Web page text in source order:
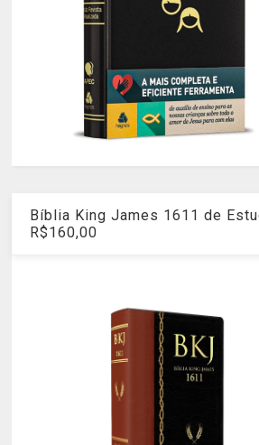
Bíblia King James 1611 de
R$160,00